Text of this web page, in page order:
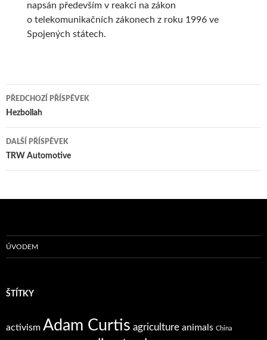
napsán především v reakci na zákon
o telekomunikačních zákonech z roku 1996 ve
Spojených státech.
Navigace
pro
příspěvky
PŘEDCHOZÍ PŘÍSPĚVEK
Hezbollah
DALŠÍ PŘÍSPĚVEK
TRW Automotive
ÚVODEM
ŠTÍTKY
activism Adam Curtis agriculture animals China